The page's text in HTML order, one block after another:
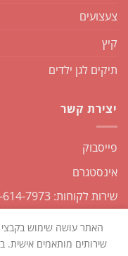
צעצועים
קיץ
תיקים לגן ילדים
יצירת קשר
פייסבוק
אינסטגרם
שירות לקוחות: 03-614-7973
האתר עושה שימוש בקבצי
שירותים מותאמים